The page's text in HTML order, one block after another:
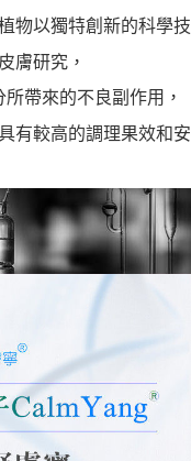
物以獨特創新的科學技
膚研究，
帶來的不良副作用，
有較高的調理果效和安